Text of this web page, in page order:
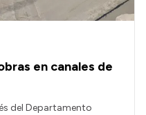
en canales de
del Departamento